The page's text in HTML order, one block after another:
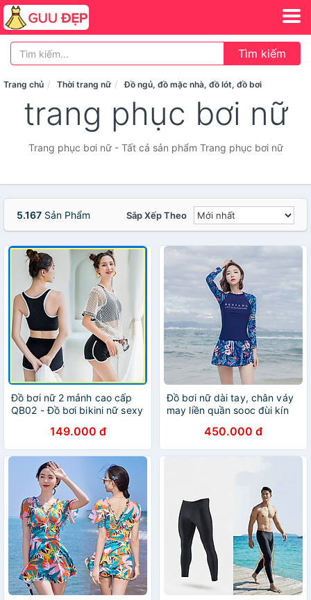
Tìm kiếm
Trang chủ Thời trang nữ Đồ ngủ, đồ mặc nhà, đồ lót, đồ bơi
trang phục bơi nữ
Trang phục bơi nữ - Tất cả sản phẩm Trang phục bơi nữ
5.167 Sản Phẩm Sắp Xếp Theo
Đồ bơi nữ 2 mảnh cao cấp
QB02 - Đồ bơi bikini nữ sexy
149.000 đ
Đồ bơi nữ dài tay, chân váy
may liền quần sooc đùi kín
chất thun bơi cao cấp dày
đẹp | KT025
450.000 đ